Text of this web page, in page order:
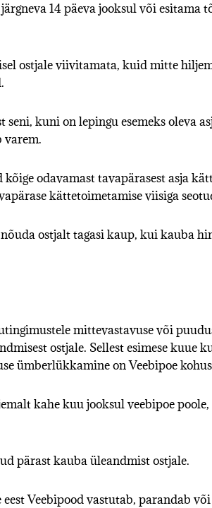
14 päeva jooksul või
ostjale viivitamata, kuid mitte
seni, kuni on lepingu esemeks oleva
varem.
odavamast tavapärasest asja
kättetoimetamise viisiga
ostjalt tagasi kaup, kui kauba
mittevastavuse või
ostjale. Sellest esimese kuue
ümberlükkamine on Veebipoe
kahe kuu jooksul veebipoe poole,
pärast kauba üleandmist ostjale.
Veebipood vastutab, parandab